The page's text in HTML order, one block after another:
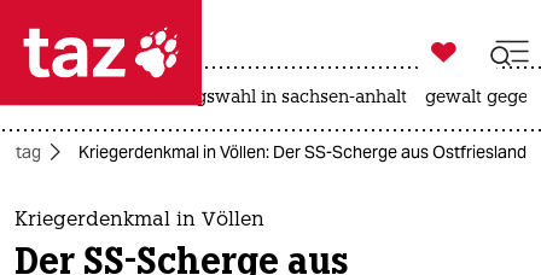
 taz zahl ich
taz zahl ich
themen

taz zahl ich
landtagswahl in sachsen-anhalt gewalt
Kriegerdenkmal in Völlen: Der SS-Scherge aus Ostfriesland
Kriegerdenkmal in Völlen
Der SS-Scherge aus